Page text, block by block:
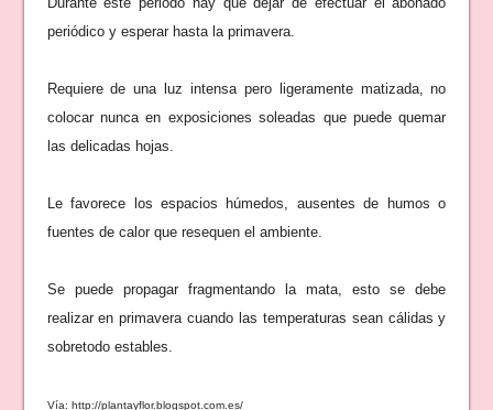
periódico y esperar hasta la primavera.
Requiere de una luz intensa pero ligeramente matizada, no
colocar nunca en exposiciones soleadas que puede quemar
las delicadas hojas.
Le favorece los espacios húmedos, ausentes de humos o
fuentes de calor que resequen el ambiente.
Se puede propagar fragmentando la mata, esto se debe
realizar en primavera cuando las temperaturas sean cálidas y
sobretodo estables.
Vía: http://plantayflor.blogspot.com.es/